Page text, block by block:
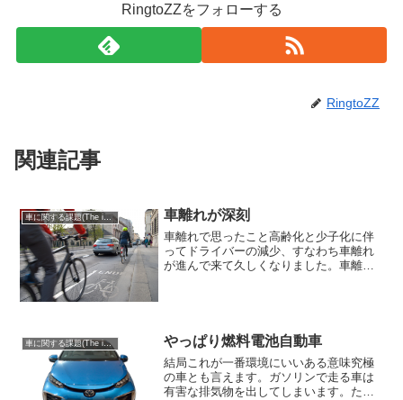
RingtoZZをフォローする
RingtoZZ
関連記事
車に関する課題(The issue of cars) 車離れが深刻
車離れで思ったこと高齢化と少子化に伴
ってドライバーの減少、すなわち車離れ
が進んで来て久しくなりました。車離れ
車に関する課題(The issue of cars) やっぱり燃料電池自動車
結局これが一番環境にいいある意味究極
の車とも言えます。ガソリンで走る車は
有害な排気物を出してしまいます。ただ